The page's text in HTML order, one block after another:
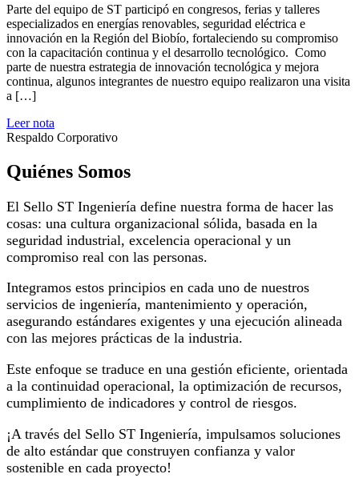
Parte del equipo de ST participó en congresos, ferias y talleres
especializados en energías renovables, seguridad eléctrica e
innovación en la Región del Biobío, fortaleciendo su compromiso
con la capacitación continua y el desarrollo tecnológico. Como
parte de nuestra estrategia de innovación tecnológica y mejora
continua, algunos integrantes de nuestro equipo realizaron una visita
a […]
Leer nota
Respaldo Corporativo
Quiénes Somos
El Sello ST Ingeniería define nuestra forma de hacer las
cosas: una cultura organizacional sólida, basada en la
seguridad industrial, excelencia operacional y un
compromiso real con las personas.
Integramos estos principios en cada uno de nuestros
servicios de ingeniería, mantenimiento y operación,
asegurando estándares exigentes y una ejecución alineada
con las mejores prácticas de la industria.
Este enfoque se traduce en una gestión eficiente, orientada
a la continuidad operacional, la optimización de recursos,
cumplimiento de indicadores y control de riesgos.
¡A través del Sello ST Ingeniería, impulsamos soluciones
de alto estándar que construyen confianza y valor
sostenible en cada proyecto!